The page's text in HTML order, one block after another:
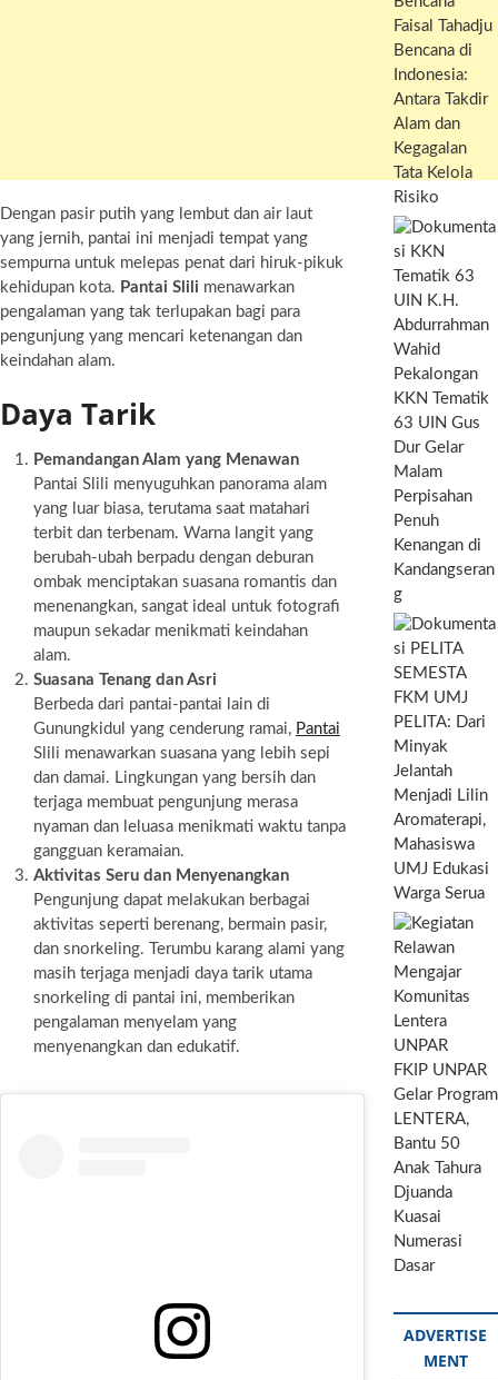
Dengan pasir putih yang lembut dan air laut
yang jernih, pantai ini menjadi tempat yang
sempurna untuk melepas penat dari hiruk-pikuk
kehidupan kota. Pantai Slili menawarkan
pengalaman yang tak terlupakan bagi para
pengunjung yang mencari ketenangan dan
keindahan alam.
Daya Tarik
Pemandangan Alam yang Menawan
Pantai Slili menyuguhkan panorama alam
yang luar biasa, terutama saat matahari
terbit dan terbenam. Warna langit yang
berubah-ubah berpadu dengan deburan
ombak menciptakan suasana romantis dan
menenangkan, sangat ideal untuk fotografi
maupun sekadar menikmati keindahan
alam.
Suasana Tenang dan Asri
Berbeda dari pantai-pantai lain di
Gunungkidul yang cenderung ramai, Pantai
Slili menawarkan suasana yang lebih sepi
dan damai. Lingkungan yang bersih dan
terjaga membuat pengunjung merasa
nyaman dan leluasa menikmati waktu tanpa
gangguan keramaian.
Aktivitas Seru dan Menyenangkan
Pengunjung dapat melakukan berbagai
aktivitas seperti berenang, bermain pasir,
dan snorkeling. Terumbu karang alami yang
masih terjaga menjadi daya tarik utama
snorkeling di pantai ini, memberikan
pengalaman menyelam yang
menyenangkan dan edukatif.
Bencana di
Indonesia:
Antara Takdir
Alam dan
Kegagalan
Tata Kelola
Risiko
KKN Tematik
63 UIN Gus
Dur Gelar
Malam
Perpisahan
Penuh
Kenangan di
Kandangseran
g
PELITA: Dari
Minyak
Jelantah
Menjadi Lilin
Aromaterapi,
Mahasiswa
UMJ Edukasi
Warga Serua
FKIP UNPAR
Gelar Program
LENTERA,
Bantu 50
Anak Tahura
Djuanda
Kuasai
Numerasi
Dasar
ADVERTISE
MENT